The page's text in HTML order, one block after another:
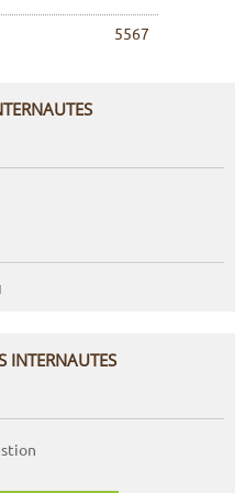
5567
INTERNAUTES